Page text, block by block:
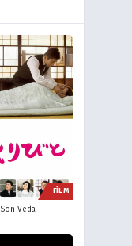
FİLM
Son Veda